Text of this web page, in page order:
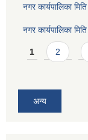
नगर कार्यपालिका
नगर कार्यपालिका
Pages
1 2
अन्य